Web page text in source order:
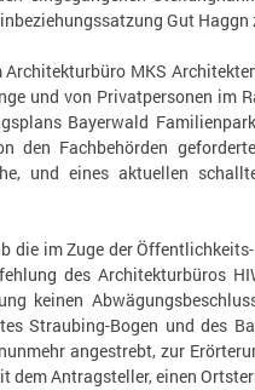
Gut Haggn
MKS
und von Privatpersonen im
Bayerwald
den Fachbehörden
und eines aktuellen
die im Zuge der
des Architekturbüros
keinen
Straubing-Bogen und des
angestrebt, zur
dem Antragsteller, einen